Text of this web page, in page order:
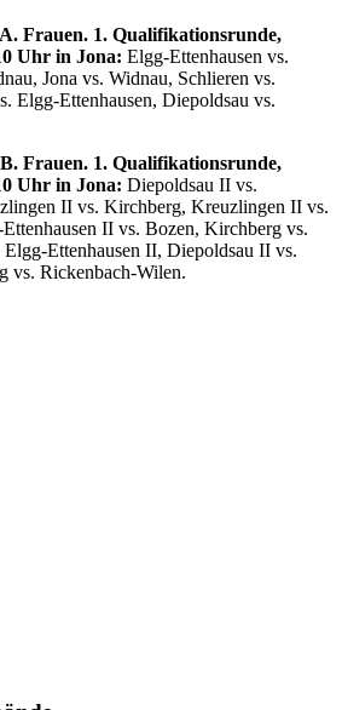
Frauen. 1. Qualifikationsrunde,
Uhr in Jona: Elgg-Ettenhausen vs.
Jona vs. Widnau, Schlieren vs.
Elgg-Ettenhausen, Diepoldsau vs.
Frauen. 1. Qualifikationsrunde,
Uhr in Jona: Diepoldsau II vs.
II vs. Kirchberg, Kreuzlingen II vs.
II vs. Bozen, Kirchberg vs.
Ettenhausen II, Diepoldsau II vs.
vs. Rickenbach-Wilen.